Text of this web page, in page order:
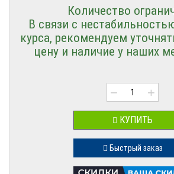
Количество
В связи с
курса, рекомендуем
цену и наличие у наших
− +
КУПИТЬ
Быстрый заказ